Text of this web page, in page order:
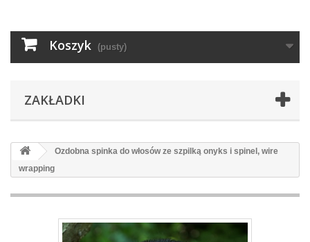
Koszyk (pusty)
ZAKŁADKI
Ozdobna spinka do włosów ze szpilką onyks i spinel, wire
wrapping